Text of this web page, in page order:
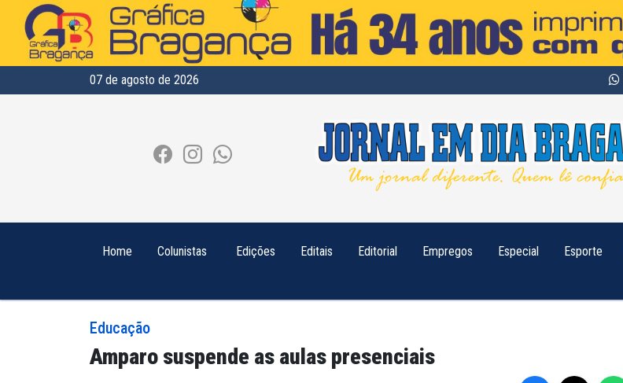
07 de agosto de 2026
Home Colunistas Edições Editais Editorial Empregos Especial Esporte
Educação
Amparo suspende as aulas presenciais